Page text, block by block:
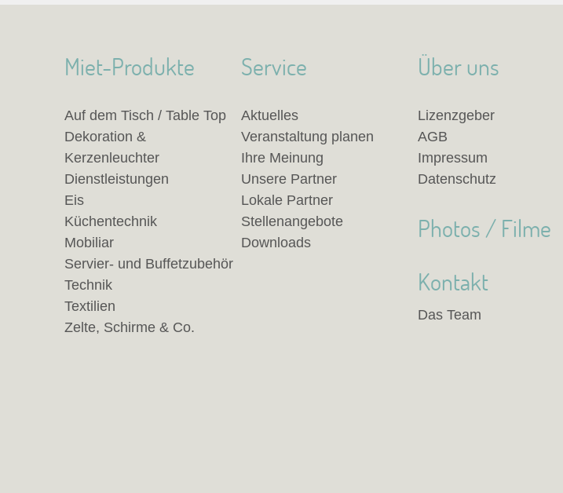
Miet-Produkte
Auf dem Tisch / Table Top
Dekoration &
Kerzenleuchter
Dienstleistungen
Eis
Küchentechnik
Mobiliar
Servier- und Buffetzubehör
Technik
Textilien
Zelte, Schirme & Co.
Service
Aktuelles
Veranstaltung planen
Ihre Meinung
Unsere Partner
Lokale Partner
Stellenangebote
Downloads
Über uns
Lizenzgeber
AGB
Impressum
Datenschutz
Photos / Filme
Kontakt
Das Team